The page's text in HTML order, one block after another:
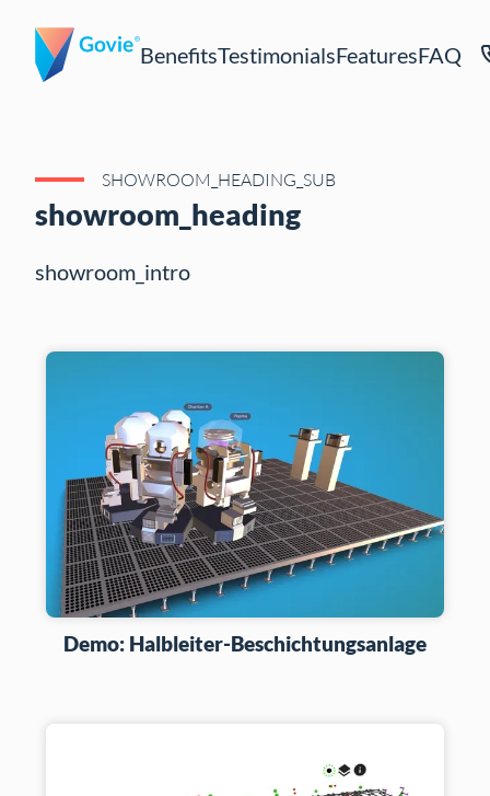
BenefitsTestimonialsFeaturesFAQ
SHOWROOM_HEADING_SUB
showroom_heading
showroom_intro
Demo: Halbleiter-Beschichtungsanlage